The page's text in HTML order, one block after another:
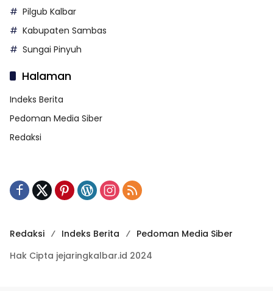
Pilgub Kalbar
Kabupaten Sambas
Sungai Pinyuh
Halaman
Indeks Berita
Pedoman Media Siber
Redaksi
Redaksi Indeks Berita
Pedoman Media Siber
Hak Cipta jejaringkalbar.id 2024